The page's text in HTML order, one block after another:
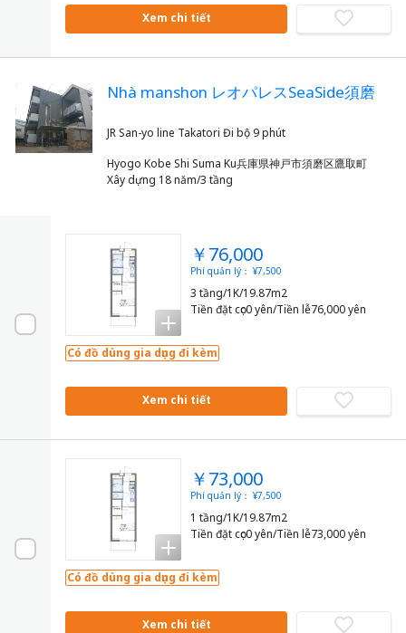
Xem chi tiết
Nhà manshon レオパレスSeaSide須磨
Hyogo Kobe Shi Suma Ku兵庫県神戸市須磨区鷹取町
Xây dựng 18 năm/3 tầng
￥76,000
Phí quản lý： ¥7,500
3 tầng/1K/19.87m2
Tiền đặt cọc0 yên/Tiền lễ76,000 yên
Có đồ dùng gia dụng đi kèm
Xem chi tiết
￥73,000
Phí quản lý： ¥7,500
1 tầng/1K/19.87m2
Tiền đặt cọc0 yên/Tiền lễ73,000 yên
Có đồ dùng gia dụng đi kèm
Xem chi tiết